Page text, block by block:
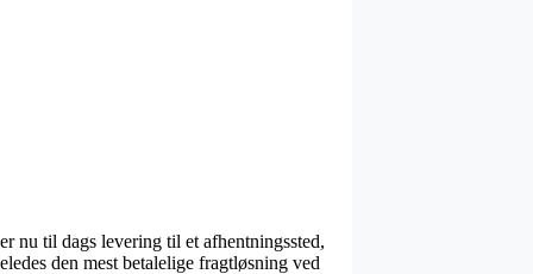
nu til dags levering til et afhentningssted,
den mest betalelige fragtløsning ved